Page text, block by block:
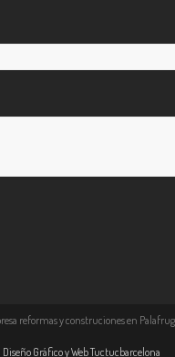
reformas y construciones en
Diseño Gráfico y Web Tuctucbarcelona